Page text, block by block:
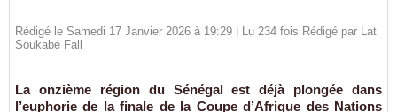
Rédigé le Samedi 17 Janvier 2026 à 19:29 | Lu 234 fois Rédigé par Lat
Soukabé Fall
La onzième région du Sénégal est déjà plongée dans
l’euphorie de la finale de la Coupe d’Afrique des Nations